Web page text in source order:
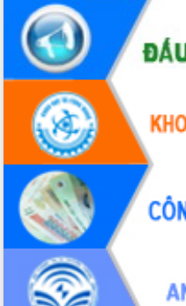
Phó Chủ tịch Thường trực UBND tỉnh
Hồ Thị Nguyên Thảo làm việc tại Trung
tâm Phục vụ hành chính công xã Ea
Phê
Xây dựng nền hành chính số đồng
hành cùng nông dân dân, doanh nghiệp
Giai đoạn 2026-2030, Đắk Lắk phấn
đấu có 77% xã đạt chuẩn nông thôn
Chuyển đổi số 'mở đường' cho nông
nghiệp Đắk Lắk tăng trưởng bứt phá
Triển khai đồng bộ đo đạc, lập hồ sơ
địa chính, hoàn thiện cơ sở dữ liệu đất
Ứng dụng sinh trắc học - Bước tiến
trong hành trình chuyển đổi số tại Đắk